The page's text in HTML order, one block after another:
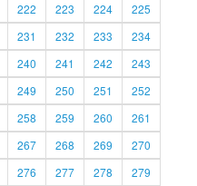
222 223 224
225
231 232 233
234
240 241 242
243
249 250 251
252
258 259 260
261
267 268 269
270
276 277 278
279